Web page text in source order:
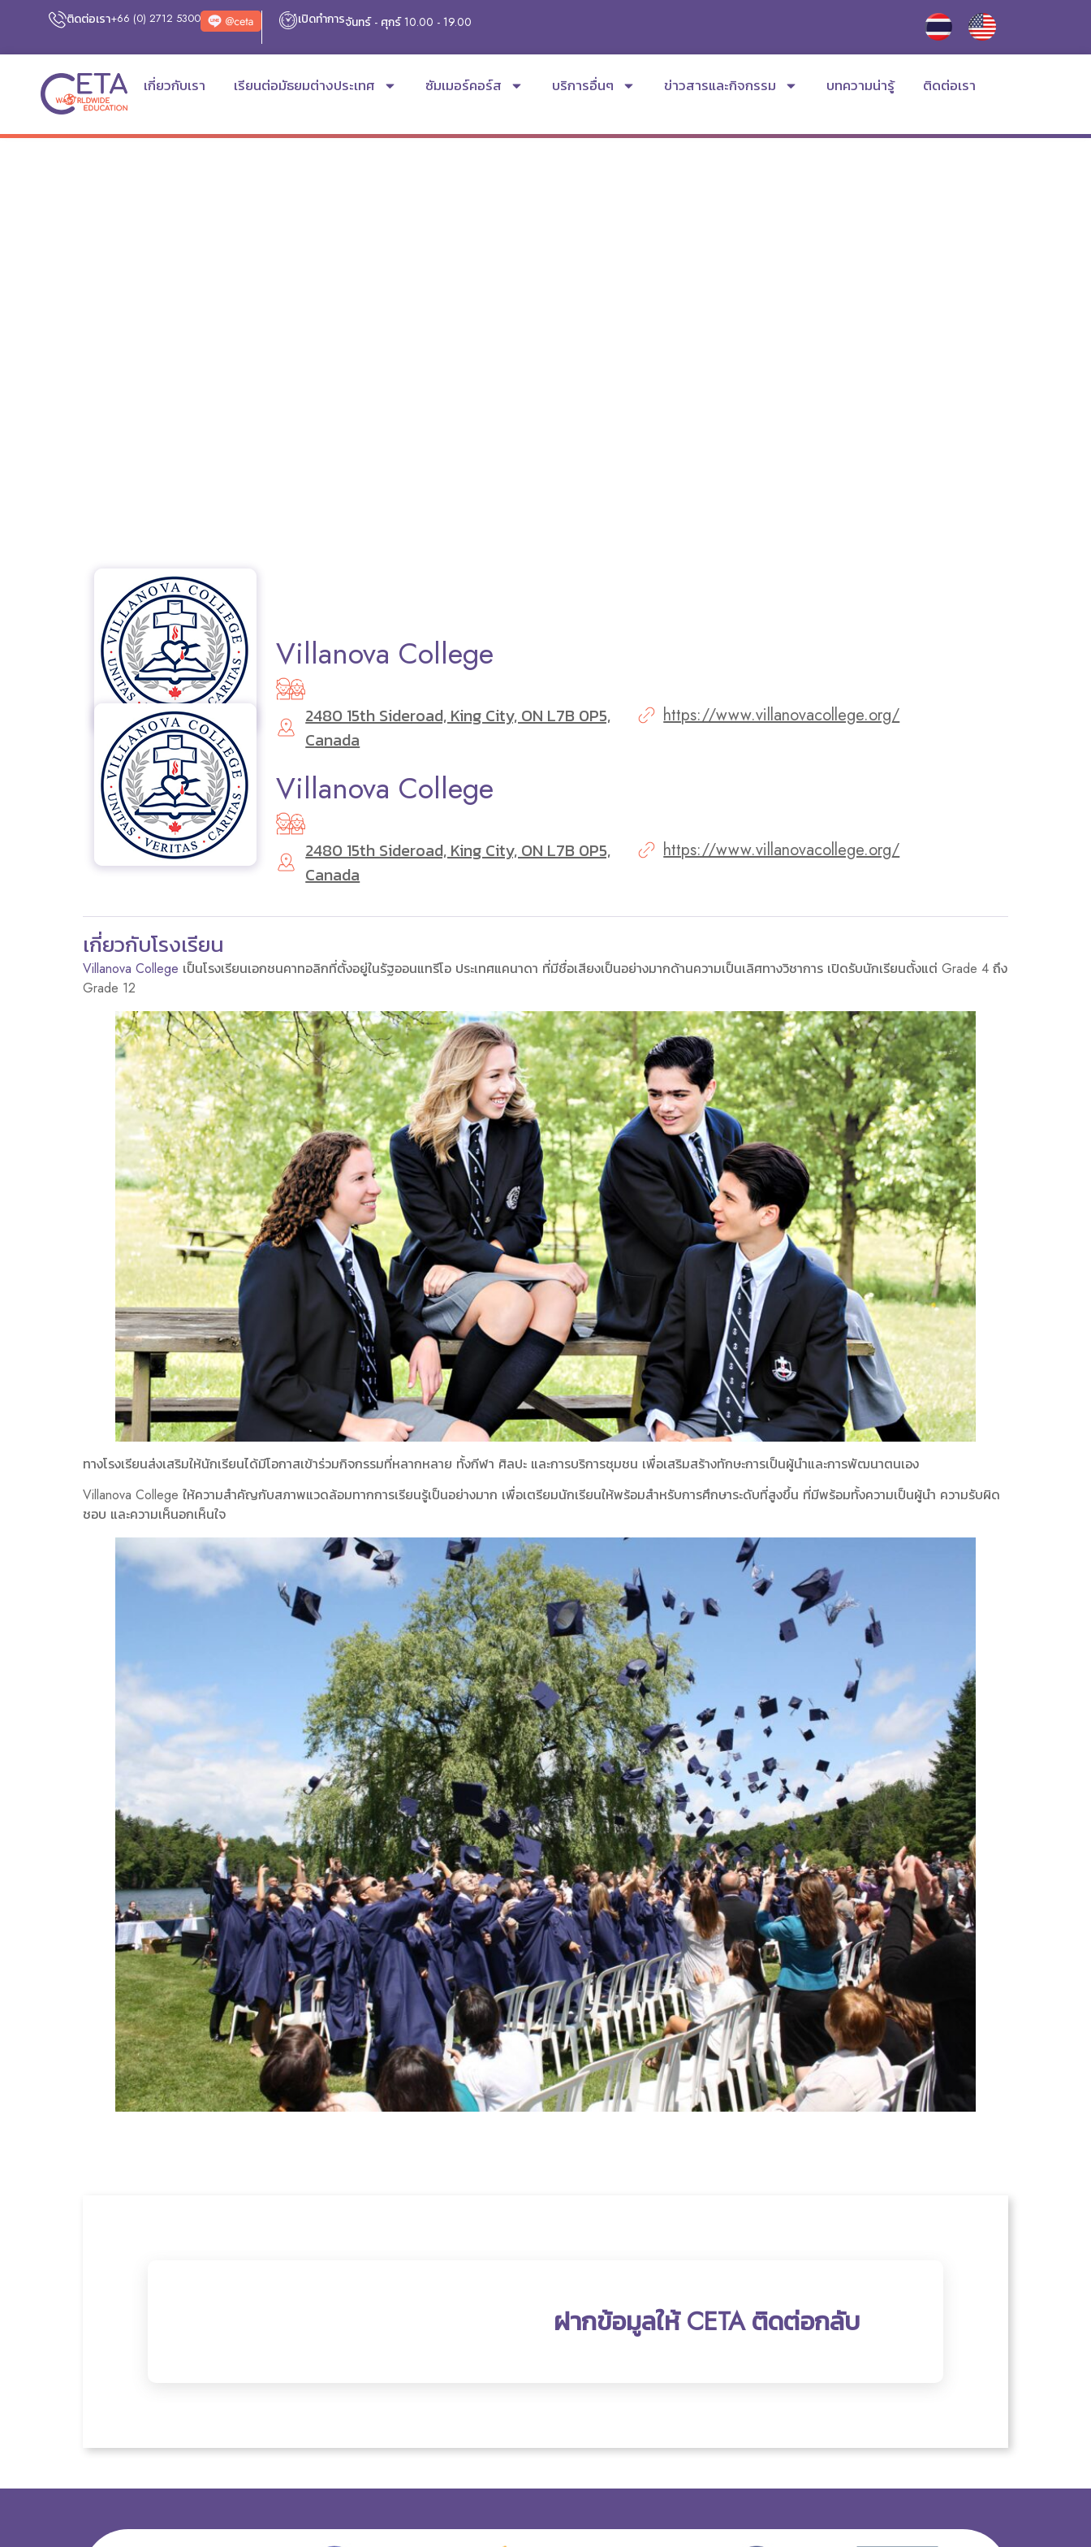
ติดต่อเรา+66 (0) 2712 5300 เปิดทำการจันทร์ - ศุกร์ 10.00 - 19.00
เกี่ยวกับเรา เรียนต่อมัธยมต่างประเทศ ซัมเมอร์คอร์ส บริการอื่นๆ ข่าวสารและกิจกรรม บทความน่ารู้ ติดต่อเรา
Villanova College
2480 15th Sideroad, King City, ON L7B 0P5,
Canada
https://www.villanovacollege.org/
Villanova College
2480 15th Sideroad, King City, ON L7B 0P5,
Canada
https://www.villanovacollege.org/
เกี่ยวกับโรงเรียน
Villanova College เป็นโรงเรียนเอกชนคาทอลิกที่ตั้งอยู่ในรัฐออนแทรีโอ ประเทศแคนาดา ที่มีชื่อเสียงเป็นอย่างมากด้านความเป็นเลิศทางวิชาการ เปิดรับนักเรียนตั้งแต่ Grade 4 ถึง
Grade 12
ทางโรงเรียนส่งเสริมให้นักเรียนได้มีโอกาสเข้าร่วมกิจกรรมที่หลากหลาย ทั้งกีฬา ศิลปะ และการบริการชุมชน เพื่อเสริมสร้างทักษะการเป็นผู้นำและการพัฒนาตนเอง
Villanova College ให้ความสำคัญกับสภาพแวดล้อมทากการเรียนรู้เป็นอย่างมาก เพื่อเตรียมนักเรียนให้พร้อมสำหรับการศึกษาระดับที่สูงขึ้น ที่มีพร้อมทั้งความเป็นผู้นำ ความรับผิด
ชอบ และความเห็นอกเห็นใจ
ฝากข้อมูลให้ CETA ติดต่อกลับ